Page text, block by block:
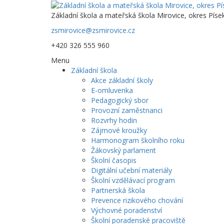
Základní škola a mateřská škola Mirovice, okres
zsmirovice@zsmirovice.cz
+420 326 555 960
Menu
Základní škola
Akce základní školy
E-omluvenka
Pedagogický sbor
Provozní zaměstnanci
Rozvrhy hodin
Zájmové kroužky
Harmonogram školního roku
Žákovský parlament
Školní časopis
Digitální učební materiály
Školní vzdělávací program
Partnerská škola
Prevence rizikového chování
Výchovné poradenství
Školní poradenské pracoviště